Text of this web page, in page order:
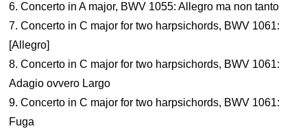
6. Concerto in A major, BWV 1055: Allegro ma non tanto
7. Concerto in C major for two harpsichords, BWV 1061:
[Allegro]
8. Concerto in C major for two harpsichords, BWV 1061:
Adagio ovvero Largo
9. Concerto in C major for two harpsichords, BWV 1061:
Fuga